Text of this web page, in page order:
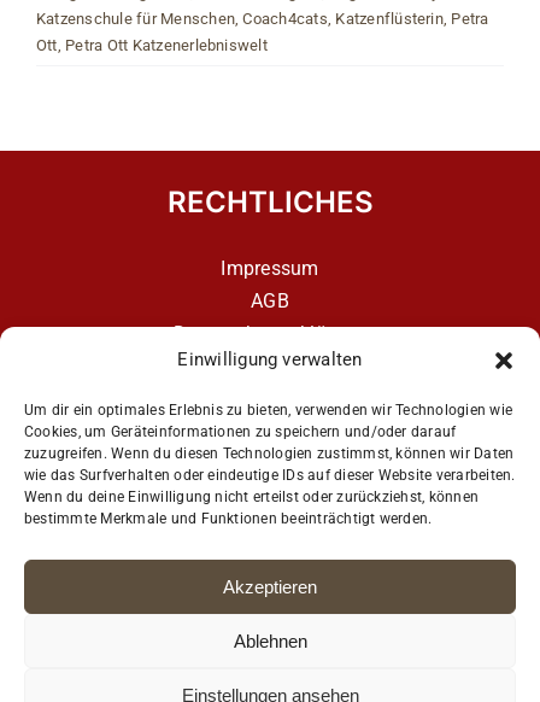
Einwilligung verwalten
Um dir ein optimales Erlebnis zu bieten, verwenden wir Technologien wie
Cookies, um Geräteinformationen zu speichern und/oder darauf
zuzugreifen. Wenn du diesen Technologien zustimmst, können wir Daten
wie das Surfverhalten oder eindeutige IDs auf dieser Website verarbeiten.
Wenn du deine Einwilligung nicht erteilst oder zurückziehst, können
bestimmte Merkmale und Funktionen beeinträchtigt werden.
Akzeptieren
Ablehnen
Einstellungen ansehen
Katzenschule für Menschen ,Coach4cats Katzenflüsterin, Petra
Ott Petra Ott Katzenerlebniswelt
RECHTLICHES
Impressum
AGB
Datenschutzerklärung
Datenschutzerklärung – aCATemy Katzentraining
App
Get Social